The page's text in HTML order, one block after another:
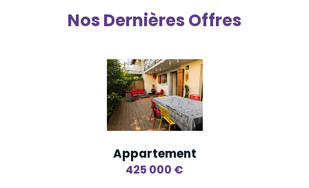
Nos Dernières Offres
Appartement
425 000 €